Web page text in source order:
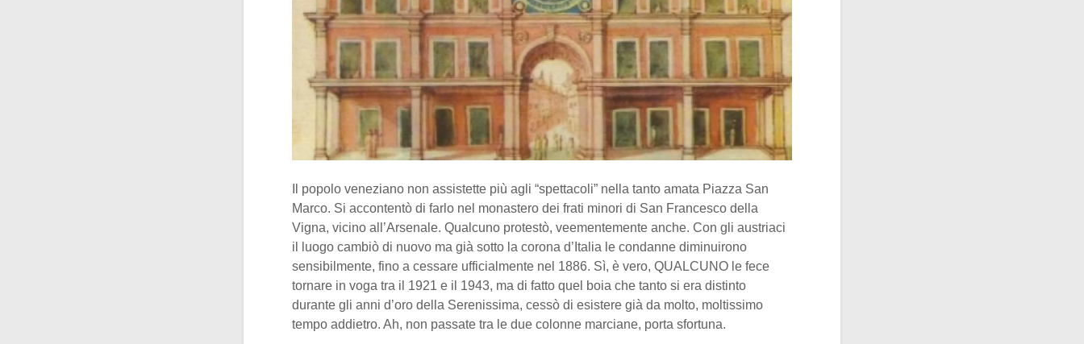
Il popolo veneziano non assistette più agli “spettacoli” nella tanto amata Piazza San
Marco. Si accontentò di farlo nel monastero dei frati minori di San Francesco della
Vigna, vicino all’Arsenale. Qualcuno protestò, veementemente anche. Con gli austriaci
il luogo cambiò di nuovo ma già sotto la corona d’Italia le condanne diminuirono
sensibilmente, fino a cessare ufficialmente nel 1886. Sì, è vero, QUALCUNO le fece
tornare in voga tra il 1921 e il 1943, ma di fatto quel boia che tanto si era distinto
durante gli anni d’oro della Serenissima, cessò di esistere già da molto, moltissimo
tempo addietro. Ah, non passate tra le due colonne marciane, porta sfortuna.